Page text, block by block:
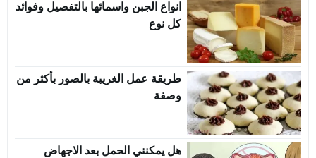
انواع الجبن واسمائها بالتفصيل وفوائد
كل نوع
طريقة عمل الغريبة بالصور بأكثر من
وصفة
هل يمكنني الحمل بعد الاجهاض